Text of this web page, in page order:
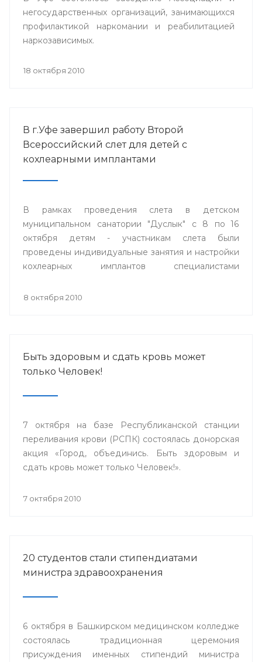
негосударственных организаций, занимающихся
профилактикой наркомании и реабилитацией
наркозависимых.
18 октября 2010
В г.Уфе завершил работу Второй
Всероссийский слет для детей с
кохлеарными имплантами
В рамках проведения слета в детском
муниципальном санатории "Дуслык" с 8 по 16
октября детям - участникам слета были
проведены индивидуальные занятия и настройки
кохлеарных имплантов специалистами
Великобритании, Германии, специалистами ФГУ
8 октября 2010
Быть здоровым и сдать кровь может
только Человек!
7 октября на базе Республиканской станции
переливания крови (РСПК) состоялась донорская
акция «Город, объединись. Быть здоровым и
сдать кровь может только Человек!».
7 октября 2010
20 студентов стали стипендиатами
министра здравоохранения
6 октября в Башкирском медицинском колледже
состоялась традиционная церемония
присуждения именных стипендий министра